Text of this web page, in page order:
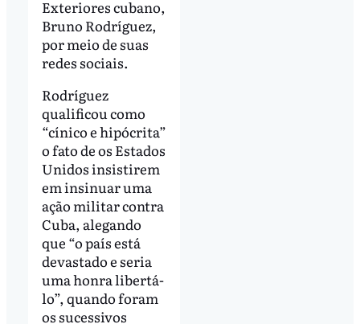
Exteriores cubano,
Bruno Rodríguez,
por meio de suas
redes sociais.
Rodríguez
qualificou como
“cínico e hipócrita”
o fato de os Estados
Unidos insistirem
em insinuar uma
ação militar contra
Cuba, alegando
que “o país está
devastado e seria
uma honra libertá-
lo”, quando foram
os sucessivos